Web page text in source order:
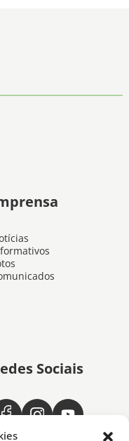
Sociais